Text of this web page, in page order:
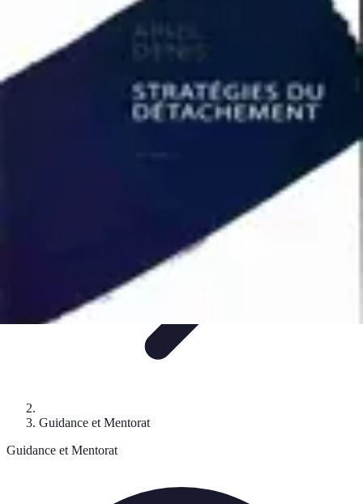
Guidance Créateurs
Guidance et Mentorat
Avis d'Experts Inspiration
Guidance Créateurs
Guidance et Mentorat
Guidance et Mentorat